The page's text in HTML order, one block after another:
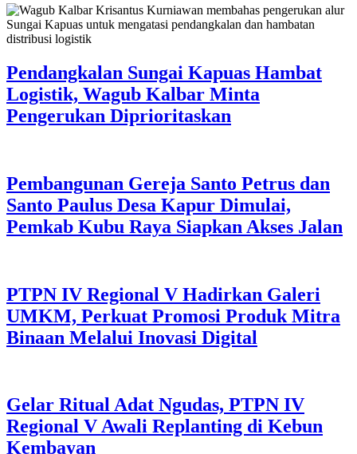
Pendangkalan Sungai Kapuas Hambat
Logistik, Wagub Kalbar Minta
Pengerukan Diprioritaskan
Pembangunan Gereja Santo Petrus dan
Santo Paulus Desa Kapur Dimulai,
Pemkab Kubu Raya Siapkan Akses Jalan
PTPN IV Regional V Hadirkan Galeri
UMKM, Perkuat Promosi Produk Mitra
Binaan Melalui Inovasi Digital
Gelar Ritual Adat Ngudas, PTPN IV
Regional V Awali Replanting di Kebun
Kembayan